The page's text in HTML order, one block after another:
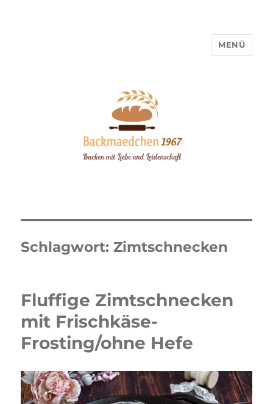
MENÜ
Schlagwort: Zimtschnecken
Fluffige Zimtschnecken
mit Frischkäse-
Frosting/ohne Hefe